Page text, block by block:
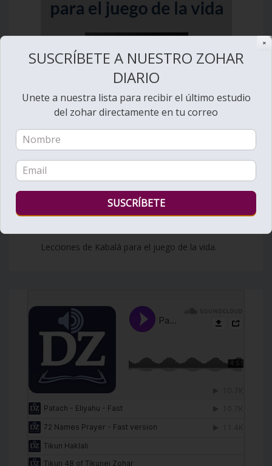
Lecciones de Kabalá para el juego de la vida.
✕
SUSCRÍBETE A NUESTRO ZOHAR
DIARIO
Unete a nuestra lista para recibir el último estudio
del zohar directamente en tu correo